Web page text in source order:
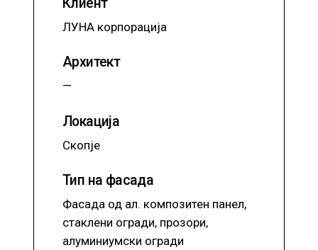
ЛУНА корпорација
Архитект
—
Локација
Скопје
Тип на фасада
Фасада од ал. композитен панел,
стаклени огради, прозори,
алуминиумски огради